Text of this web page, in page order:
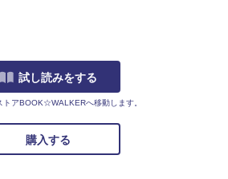
試し読みをする
アBOOK☆WALKERへ移動します。
購入する